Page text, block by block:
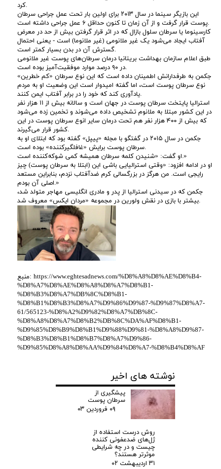
کرد.
این بازیگر سینما در سال ۲۰۱۳ برای اولین بار تحت عمل جراحی سرطان
پوست قرار گرفت و از آن زمان تا کنون حداقل ۶ عمل جراحی داشته است.
کارسینوما یا سرطان سلول بازال که در اثر قرار گرفتن بیش از حد در معرض
آفتاب ایجاد می‌شود یک غیر ملانومی (غیر ملانوما) است - یعنی احتمال
گسترش آن در بدن بسیار کمتر است.
طبق اعلام سازمان بهداشت بریتانیا درمان سرطان‌های پوست غیر ملانومی
در ۹۰ درصد موارد موفقیت‌آمیز بوده است.
جکمن به طرفدارانش اطمینان داده است که این نوع سرطان «کم خطرین»
نوع سرطان پوست است، اما گفته امیدوار است این وضعیت او به مردم
یادآوری کند که خود را در برابر آفتاب ایمن کنند.
استرالیا پایتخت سرطان پوست در جهان است و سالانه بیش از ۱۱ هزار نفر
در این کشور مبتلا به ملانوم تشخیص داده می‌شوند و تخمین زده می‌شود
که بیش از ۴۰۰ هزار نفر هم تحت درمان سایر انوع سرطان پوست در این
کشور قرار می‌گیرند.
جکمن در سال ۲۰۱۵ در گفتگو با مجله «پیپل» گفته بود که ابتلای او به
سرطان پوست برایش «غافلگیرکننده» بوده است.
او گفت: «شنیدن کلمه سرطان همیشه کمی شوکه‌کننده است.»
او در ادامه افزود: «وقتی استرالیایی باشی این (ابتلا به سرطان پوست) چیز
رایجی است. من هرگز در بزرگسالی کرم ضدآفتاب نزدم، بنابراین مستعد
اصلی آن بودم.»
جکمن که در سیدنی استرالیا از پدر و مادری انگلیسی مهاجر متولد شد،
بیشتر با بازی در نقش ولورین در مجموعه «مردان ایکس» معروف شد.
منبع: https://www.eghtesadnews.com/%D8%A8%D8%AE%D8%B4-
%D8%A7%D8%AE%D8%A8%D8%A7%D8%B1-
%D8%B3%D8%A7%DB%8C%D8%B1-
%D8%B1%D8%B3%D8%A7%D9%86%D9%87-%D9%87%D8%A7-
61/565123-%D8%A2%D9%82%D8%A7%DB%8C-
%D8%A8%D8%A7%D8%B2%DB%8C%DA%AF%D8%B1-
%D9%85%D8%B9%D8%B1%D9%88%D9%81-%D8%A8%D9%87-
%D8%B3%D8%B1%D8%B7%D8%A7%D9%86-
%D9%85%D8%A8%D8%AA%D9%84%D8%A7-%D8%B4%D8%AF
نوشته های اخیر
پیشگیری از
سرطان پوست
۰۹ فروردین ۰۳
روش درست استفاده از
ژل‌های ضدعفونی کننده
چیست و در چه شرایطی
موثرتر هستند؟
۳۱ اردیبهشت ۰۲